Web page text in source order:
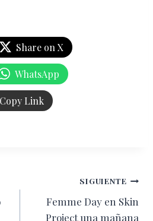
Share on X
WhatsApp
Copy Link
SIGUIENTE
Femme Day en Skin
Project una mañana